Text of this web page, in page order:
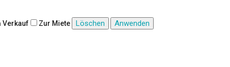
Verkauf Zur Miete Löschen
Anwenden